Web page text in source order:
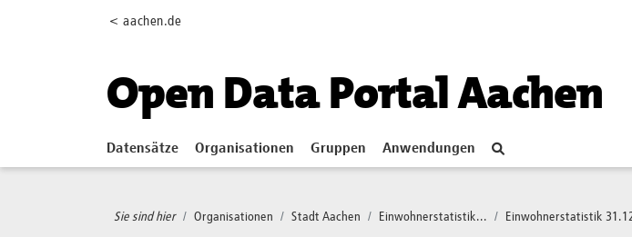
< aachen.de
Open Data Portal Aachen
Datensätze Organisationen Gruppen Anwendungen
Sie sind hier Organisationen Stadt Aachen Einwohnerstatistik... Einwohnerstatistik